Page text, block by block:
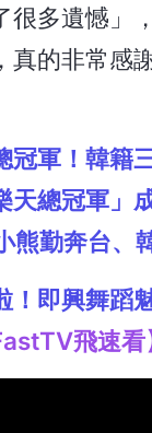
很多遺憾」
真的非常感
冠軍！韓籍
天總冠軍」
熊勤奔台、
即興舞蹈
飛速看